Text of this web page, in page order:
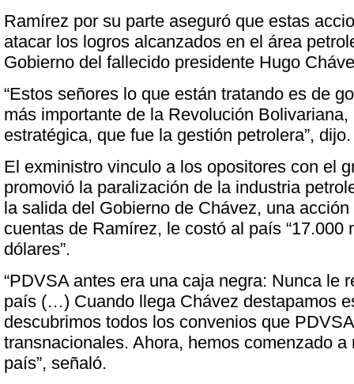
Ramírez por su parte aseguró que estas
atacar los logros alcanzados en el área
Gobierno del fallecido presidente Hugo
“Estos señores lo que están tratando es de
más importante de la Revolución
estratégica, que fue la gestión petrolera”, dijo.
El exministro vinculo a los opositores con el
promovió la paralización de la industria
la salida del Gobierno de Chávez, una
cuentas de Ramírez, le costó al país “17.000
dólares”.
“PDVSA antes era una caja negra: Nunca le
país (…) Cuando llega Chávez destapamos
descubrimos todos los convenios que
transnacionales. Ahora, hemos comenzado a
país”, señaló.